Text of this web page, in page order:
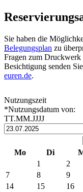
Sie haben die
Belegungsplan zu
Fragen zum
Besichtigung senden
euren.de.
Nutzungszeit
*Nutzungsdatum von:
TT.MM.JJJJ
Mo Di
1
2
7
8 9
14
15 16